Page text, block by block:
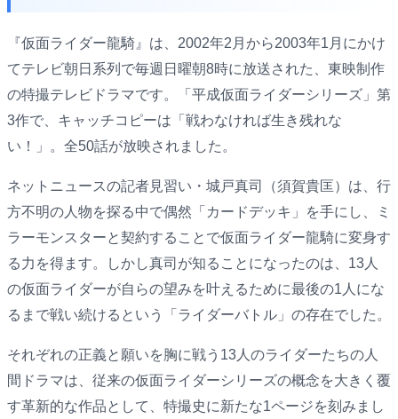
『仮面ライダー龍騎』は、2002年2月から2003年1月にかけ
てテレビ朝日系列で毎週日曜朝8時に放送された、東映制作
の特撮テレビドラマです。「平成仮面ライダーシリーズ」第
3作で、キャッチコピーは「戦わなければ生き残れな
い！」。全50話が放映されました。
ネットニュースの記者見習い・城戸真司（須賀貴匡）は、行
方不明の人物を探る中で偶然「カードデッキ」を手にし、ミ
ラーモンスターと契約することで仮面ライダー龍騎に変身す
る力を得ます。しかし真司が知ることになったのは、13人
の仮面ライダーが自らの望みを叶えるために最後の1人にな
るまで戦い続けるという「ライダーバトル」の存在でした。
それぞれの正義と願いを胸に戦う13人のライダーたちの人
間ドラマは、従来の仮面ライダーシリーズの概念を大きく覆
す革新的な作品として、特撮史に新たな1ページを刻みまし